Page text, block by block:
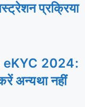
प्रक्रिया
eKYC 2024:
अन्यथा नहीं